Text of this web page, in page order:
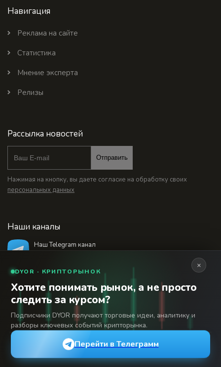
Навигация
Реклама на сайте
Статистика
Мнение эксперта
Релизы
Рассылка новостей
Отправить
Нажимая на кнопку, вы даете согласие на обработку своих
персональных данных
Наши каналы
Наш Telegram канал
18+
© 2026 Финансовый интернет-портал «Банки
Сегодня». Используя сайт BanksToday.net вы
Сетевое издание «Банки Сегодня» зарегистрировано
Федеральной службой по надзору в сфере связи,
информационных технологий и массовых коммуникаций,
регистрационный номер: серия Эл № 04-216902
×
DYOR · КРИПТОРЫНОК
Хотите понимать рынок, а не просто
следить за курсом?
Подписчики DYOR получают торговые идеи, аналитику и
разборы ключевых событий крипторынка.
Перейти в Телеграмм